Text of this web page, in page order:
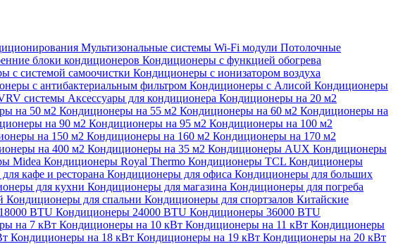
Мультизональные системы Wi-Fi модули Потолочные
блоки кондиционеров Кондиционеры с функцией обогрева
с системой самоочистки Кондиционеры с ионизатором воздуха
с антибактериальным фильтром Кондиционеры с Алисой Кондиционеры
системы Аксессуары для кондиционера Кондиционеры на 20 м2
на 50 м2 Кондиционеры на 55 м2 Кондиционеры на 60 м2 Кондиционеры на
на 90 м2 Кондиционеры на 95 м2 Кондиционеры на 100 м2
на 150 м2 Кондиционеры на 160 м2 Кондиционеры на 170 м2
на 400 м2 Кондиционеры на 35 м2 Кондиционеры AUX Кондиционеры
Midea Кондиционеры Royal Thermo Кондиционеры TCL Кондиционеры
кафе и ресторана Кондиционеры для офиса Кондиционеры для больших
для кухни Кондиционеры для магазина Кондиционеры для погреба
Кондиционеры для спальни Кондиционеры для спортзалов Китайские
BTU Кондиционеры 24000 BTU Кондиционеры 36000 BTU
на 7 кВт Кондиционеры на 10 кВт Кондиционеры на 11 кВт Кондиционеры
Кондиционеры на 18 кВт Кондиционеры на 19 кВт Кондиционеры на 20 кВт